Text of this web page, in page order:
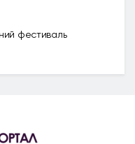
фестиваль